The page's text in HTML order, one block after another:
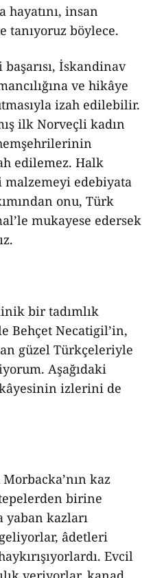
hayatını, insan
böylece.
başarısı, İskandinav
ve hikâye
izah edilebilir.
ilk Norveçli kadın
edilemez. Halk
edebiyata
onu, Türk
mukayese edersek
bir tadımlık
Behçet Necatigil’in,
güzel Türkçeleriyle
Aşağıdaki
izlerini de
kaz
birine
yaban kazları
âdetleri
Evcil